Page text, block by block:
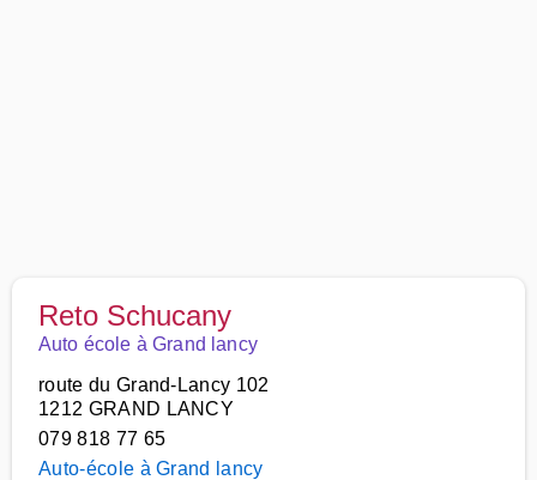
Reto Schucany
Auto école à Grand lancy
route du Grand-Lancy 102
1212 GRAND LANCY
079 818 77 65
Auto-école à Grand lancy